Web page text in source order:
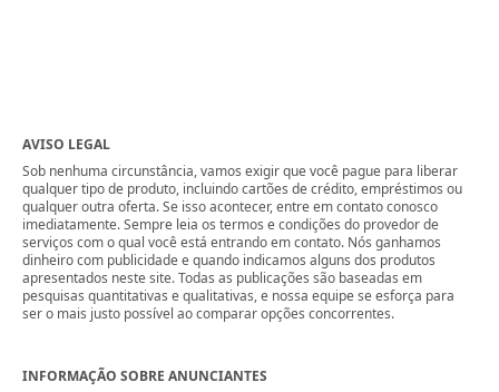
AVISO LEGAL
Sob nenhuma circunstância, vamos exigir que você pague para liberar
qualquer tipo de produto, incluindo cartões de crédito, empréstimos ou
qualquer outra oferta. Se isso acontecer, entre em contato conosco
imediatamente. Sempre leia os termos e condições do provedor de
serviços com o qual você está entrando em contato. Nós ganhamos
dinheiro com publicidade e quando indicamos alguns dos produtos
apresentados neste site. Todas as publicações são baseadas em
pesquisas quantitativas e qualitativas, e nossa equipe se esforça para
ser o mais justo possível ao comparar opções concorrentes.
INFORMAÇÃO SOBRE ANUNCIANTES